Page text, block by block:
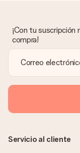
asunto contigo.
atención al cliente
buscaremos una
¿Se envía la
La factura y
enviará únicamente
sin ninguna
persona que recibe
más que su increíble
¡Con tu
compra!
Servicio al cliente